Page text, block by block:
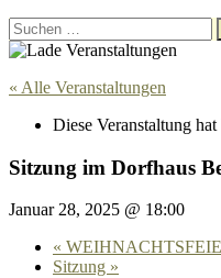
Suchen
nach:
« Alle Veranstaltungen
Diese Veranstaltung
Sitzung im Dorfhaus
Januar 28, 2025 @ 18:00
«
Sitzung »